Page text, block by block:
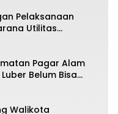
Pelaksanaan
Utilitas
Bulan
Pagar Alam
Belum Bisa
Walikota